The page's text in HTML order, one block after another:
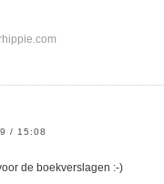
/ 15:08
de boekverslagen :-)